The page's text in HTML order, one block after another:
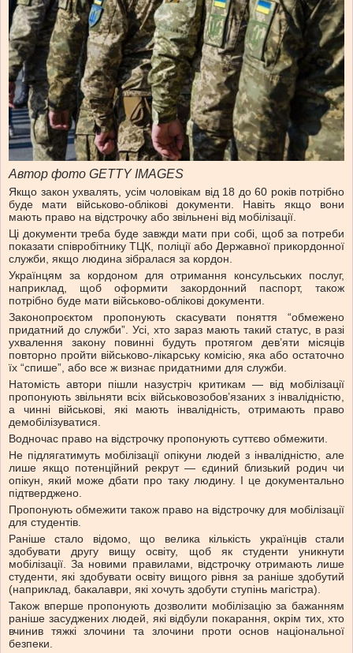
Автор фото GETTY IMAGES
Якщо закон ухвалять, усім чоловікам від 18 до 60 років потрібно
буде мати військово-облікові документи. Навіть якщо вони
мають право на відстрочку або звільнені від мобілізації.
Ці документи треба буде завжди мати при собі, щоб за потреби
показати співробітнику ТЦК, поліції або Державної прикордонної
служби, якщо людина зібралася за кордон.
Українцям за кордоном для отримання консульських послуг,
наприклад, щоб оформити закордонний паспорт, також
потрібно буде мати військово-облікові документи.
Законопроєктом пропонують скасувати поняття “обмежено
придатний до служби”. Усі, хто зараз мають такий статус, в разі
ухвалення закону повинні будуть протягом дев’яти місяців
повторно пройти військово-лікарську комісію, яка або остаточно
їх “спише”, або все ж визнає придатними для служби.
Натомість автори пішли назустріч критикам — від мобілізації
пропонують звільняти всіх військовозобов’язаних з інвалідністю,
а чинні військові, які мають інвалідність, отримають право
демобілізуватися.
Водночас право на відстрочку пропонують суттєво обмежити.
Не підлягатимуть мобілізації опікуни людей з інвалідністю, але
лише якщо потенційний рекрут — єдиний близький родич чи
опікун, який може дбати про таку людину. І це документально
підтверджено.
Пропонують обмежити також право на відстрочку для мобілізації
для студентів.
Раніше стало відомо, що велика кількість українців стали
здобувати другу вищу освіту, щоб як студенти уникнути
мобілізації. За новими правилами, відстрочку отримають лише
студенти, які здобувати освіту вищого рівня за раніше здобутий
(наприклад, бакалаври, які хочуть здобути ступінь магістра).
Також вперше пропонують дозволити мобілізацію за бажанням
раніше засуджених людей, які відбули покарання, окрім тих, хто
вчинив тяжкі злочини та злочини проти основ національної
безпеки.